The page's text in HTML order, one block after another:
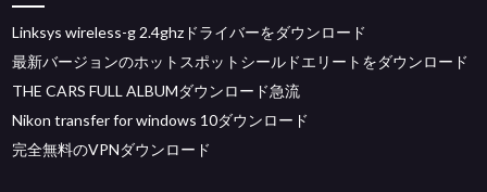
Linksys wireless-g 2.4ghzドライバーをダウンロード
最新バージョンのホットスポットシールドエリートをダウンロード
THE CARS FULL ALBUMダウンロード急流
Nikon transfer for windows 10ダウンロード
完全無料のVPNダウンロード